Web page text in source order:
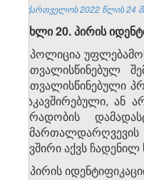
საქართველოს 2022 წლის 24
მუხლი 20. პირის
1. პოლიცია
გათვალისწინებულ
გათვალისწინებული
დაკავშირებული, ან
პირადობის
კავშირი აქვს
2. პირის